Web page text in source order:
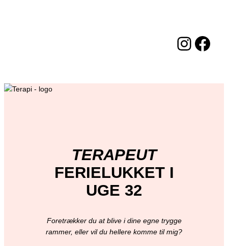
TERAPEUT
FERIELUKKET I
UGE 32
Foretrækker du at blive i dine egne trygge
rammer, eller vil du hellere komme til mig?